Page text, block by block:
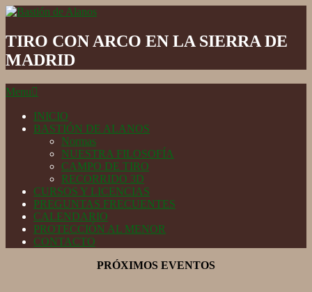
Skip
content
de
Alanos
TIRO CON ARCO EN LA SIERRA DE
MADRID
Secondary
Menu
Menu
INICIO
BASTIÓN DE ALANOS
Normas
NUESTRA FILOSOFÍA
CAMPO DE TIRO
RECORRIDO 3D
CURSOS Y LICENCIAS
PREGUNTAS FRECUENTES
CALENDARIO
PROTECCIÓN AL MENOR
CONTACTO
PRÓXIMOS EVENTOS